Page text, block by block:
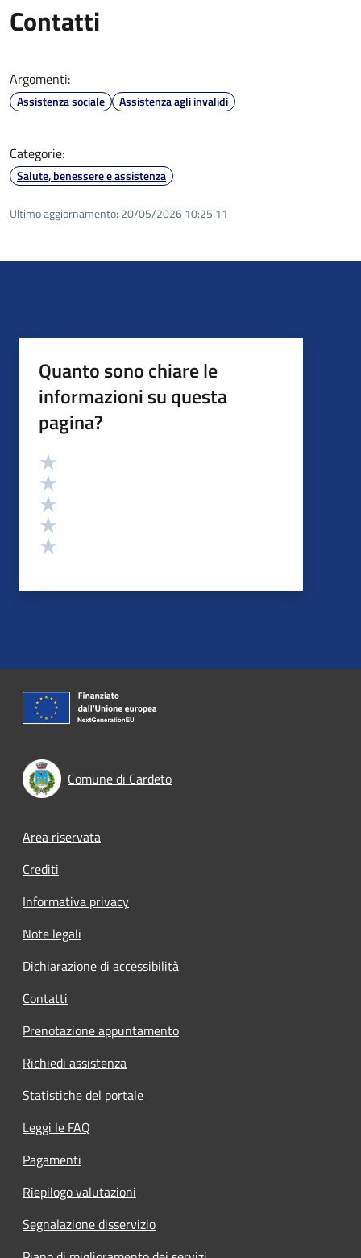
Contatti
Argomenti:
Assistenza sociale Assistenza agli invalidi
Categorie:
Salute, benessere e assistenza
Ultimo aggiornamento: 20/05/2026 10:25.11
Quanto sono chiare le
informazioni su questa
pagina?
Valutazione
Comune di Cardeto
Footer menu
Area riservata
Crediti
Informativa privacy
Note legali
Dichiarazione di accessibilità
Contatti
Prenotazione appuntamento
Richiedi assistenza
Statistiche del portale
Leggi le FAQ
Pagamenti
Riepilogo valutazioni
Segnalazione disservizio